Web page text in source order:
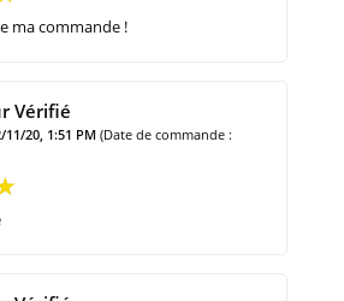
ma commande !
Vérifié
11/20, 1:51 PM (Date de commande :